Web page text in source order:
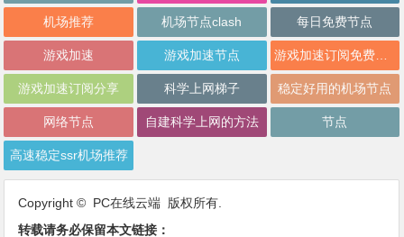
机场推荐 机场节点clash 每日免费节点
游戏加速 游戏加速节点 游戏加速订阅免费分享
游戏加速订阅分享 科学上网梯子 稳定好用的机场节点
网络节点 自建科学上网的方法 节点
高速稳定ssr机场推荐
Copyright © PC在线云端 版权所有.
转载请务必保留本文链接：